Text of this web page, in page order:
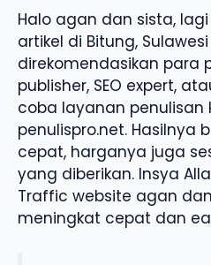
Halo agan dan sista,
artikel di Bitung,
direkomendasikan para
publisher, SEO expert,
coba layanan penulisan
penulispro.net. Hasilnya
cepat, harganya juga
yang diberikan. Insya
Traffic website agan
meningkat cepat dan